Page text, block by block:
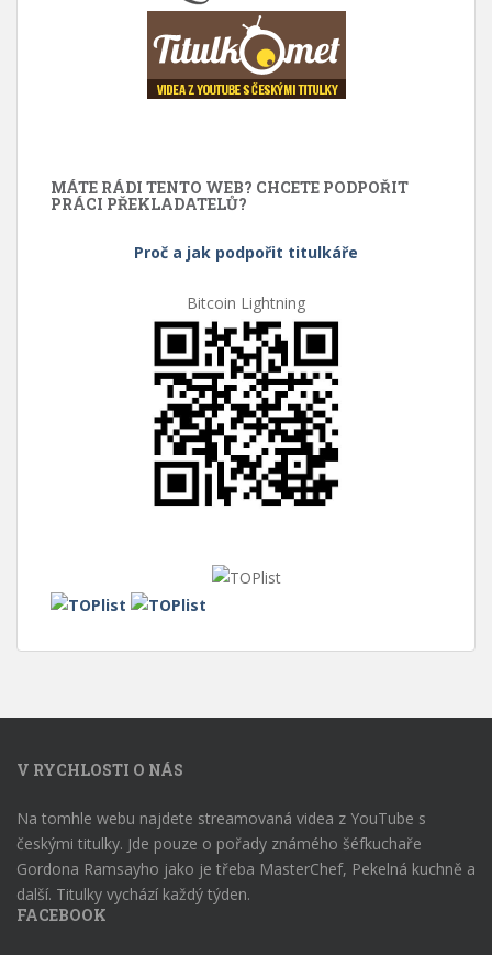
MÁTE RÁDI TENTO WEB? CHCETE PODPOŘIT
PRÁCI PŘEKLADATELŮ?
Proč a jak podpořit titulkáře
Bitcoin Lightning
V RYCHLOSTI O NÁS
Na tomhle webu najdete streamovaná videa z YouTube s
českými titulky. Jde pouze o pořady známého šéfkuchaře
Gordona Ramsayho jako je třeba MasterChef, Pekelná kuchně a
další. Titulky vychází každý týden.
FACEBOOK